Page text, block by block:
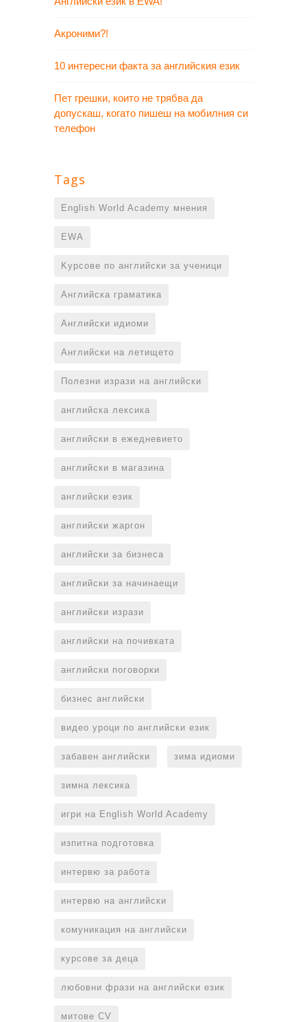
Акроними?!
10 интересни факта за английския език
Пет грешки, които не трябва да
допускаш, когато пишеш на мобилния си
телефон
Tags
English World Academy мнения
EWA
Kурсове по английски за ученици
Английска граматика
Английски идиоми
Английски на летището
Полезни изрази на английски
английска лексика
английски в ежедневието
английски в магазина
английски език
английски жаргон
английски за бизнеса
английски за начинаещи
английски изрази
английски на почивката
английски поговорки
бизнес английски
видео уроци по английски език
забавен английски зима идиоми
зимна лексика
игри на English World Academy
изпитна подготовка
интервю за работа
интервю на английски
комуникация на английски
курсове за деца
любовни фрази на английски език
митове CV